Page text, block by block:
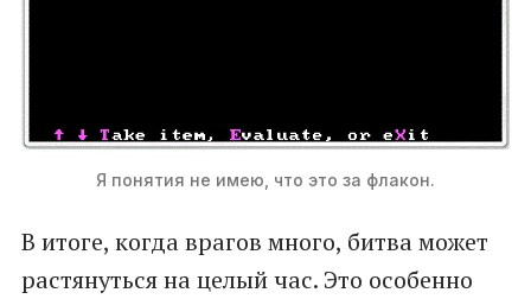
Я понятия не имею, что это за флакон.
В итоге, когда врагов много, битва может
растянуться на целый час. Это особенно